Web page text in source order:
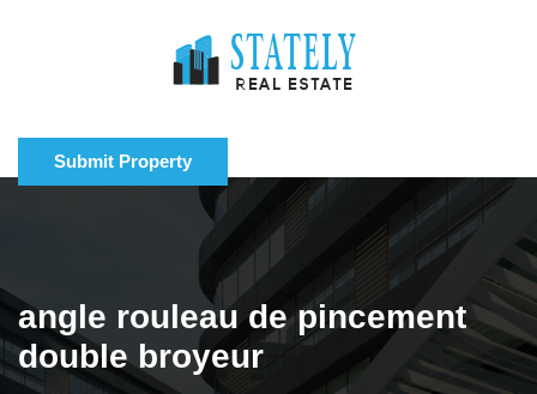
Submit Property
angle rouleau de pincement
double broyeur